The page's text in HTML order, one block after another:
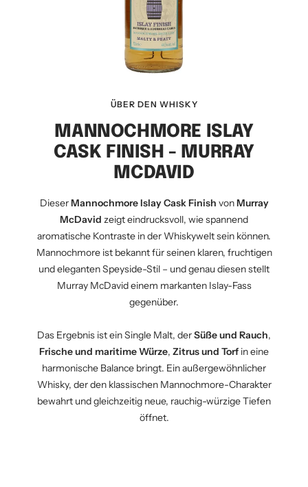
ÜBER DEN WHISKY
MANNOCHMORE ISLAY
CASK FINISH - MURRAY
MCDAVID
DieserMannochmore Islay Cask Finish vonMurray
McDavid zeigt eindrucksvoll, wie spannend
aromatische Kontraste in der Whiskywelt sein können.
Mannochmore ist bekannt für seinen klaren, fruchtigen
und eleganten Speyside-Stil – und genau diesen stellt
Murray McDavid einem markanten Islay-Fass
gegenüber.
Das Ergebnis ist ein Single Malt, derSüße und Rauch,
Frische und maritime Würze, Zitrus und Torf in eine
harmonische Balance bringt. Ein außergewöhnlicher
Whisky, der den klassischen Mannochmore-Charakter
bewahrt und gleichzeitig neue, rauchig-würzige Tiefen
öffnet.